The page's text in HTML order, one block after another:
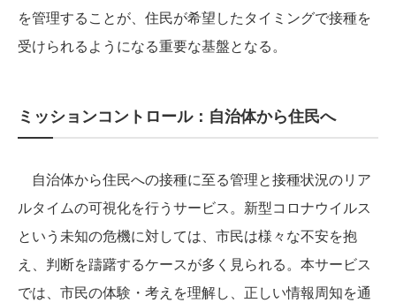
を管理することが、住民が希望したタイミングで接種を
受けられるようになる重要な基盤となる。
ミッションコントロール：自治体から住民へ
自治体から住民への接種に至る管理と接種状況のリア
ルタイムの可視化を行うサービス。新型コロナウイルス
という未知の危機に対しては、市民は様々な不安を抱
え、判断を躊躇するケースが多く見られる。本サービス
では、市民の体験・考えを理解し、正しい情報周知を通